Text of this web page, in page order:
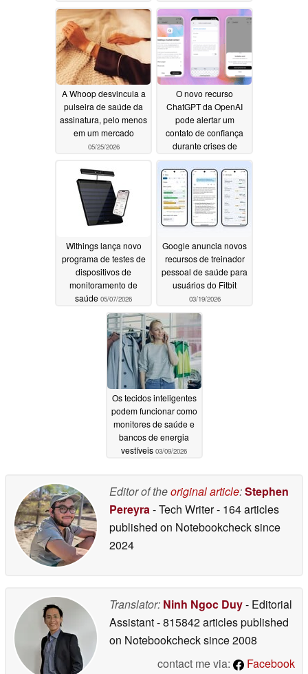
06/25/2026
A Whoop desvincula a
pulseira de saúde da
assinatura, pelo menos
em um mercado
05/25/2026
O novo recurso
ChatGPT da OpenAI
pode alertar um
contato de confiança
durante crises de
saúde mental05/09/2026
Withings lança novo
programa de testes de
dispositivos de
monitoramento de
saúde 05/07/2026
Google anuncia novos
recursos de treinador
pessoal de saúde para
usuários do Fitbit
03/19/2026
Os tecidos inteligentes
podem funcionar como
monitores de saúde e
bancos de energia
vestíveis 03/09/2026
Editor of theoriginal article:Stephen
Pereyra- Tech Writer- 164 articles
published on Notebookchecksince
2024
Translator: Ninh Ngoc Duy- Editorial
Assistant- 815842 articles published
on Notebookchecksince 2008
contact me via:
Facebook